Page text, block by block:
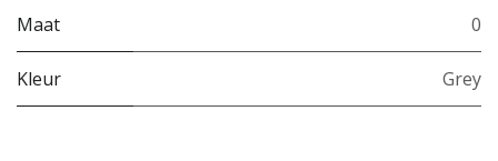
Maat 0
Kleur Grey